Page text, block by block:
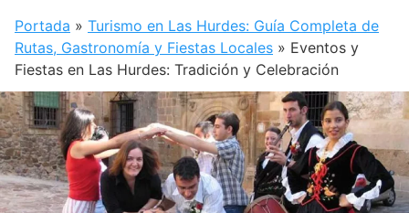
Portada » Turismo en Las Hurdes: Guía Completa de
Rutas, Gastronomía y Fiestas Locales » Eventos y
Fiestas en Las Hurdes: Tradición y Celebración